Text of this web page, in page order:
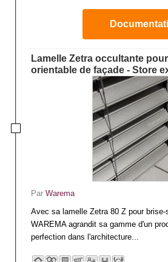
Lamelle Zetra occultante
orientable de façade - Store
Par Warema
Avec sa lamelle Zetra 80 Z pour brise-
WAREMA agrandit sa gamme d'un
perfection dans l'architecture...